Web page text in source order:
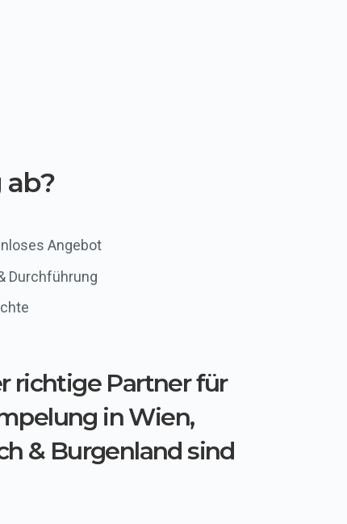
Angebot
Durchführung
richtige Partner für
in Wien,
& Burgenland sind